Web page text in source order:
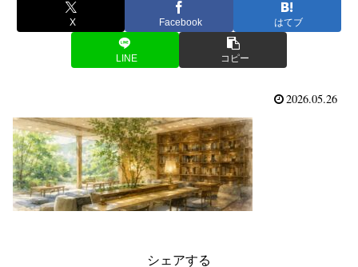
X Facebook はてブ
LINE コピー
2026.05.26
シェアする